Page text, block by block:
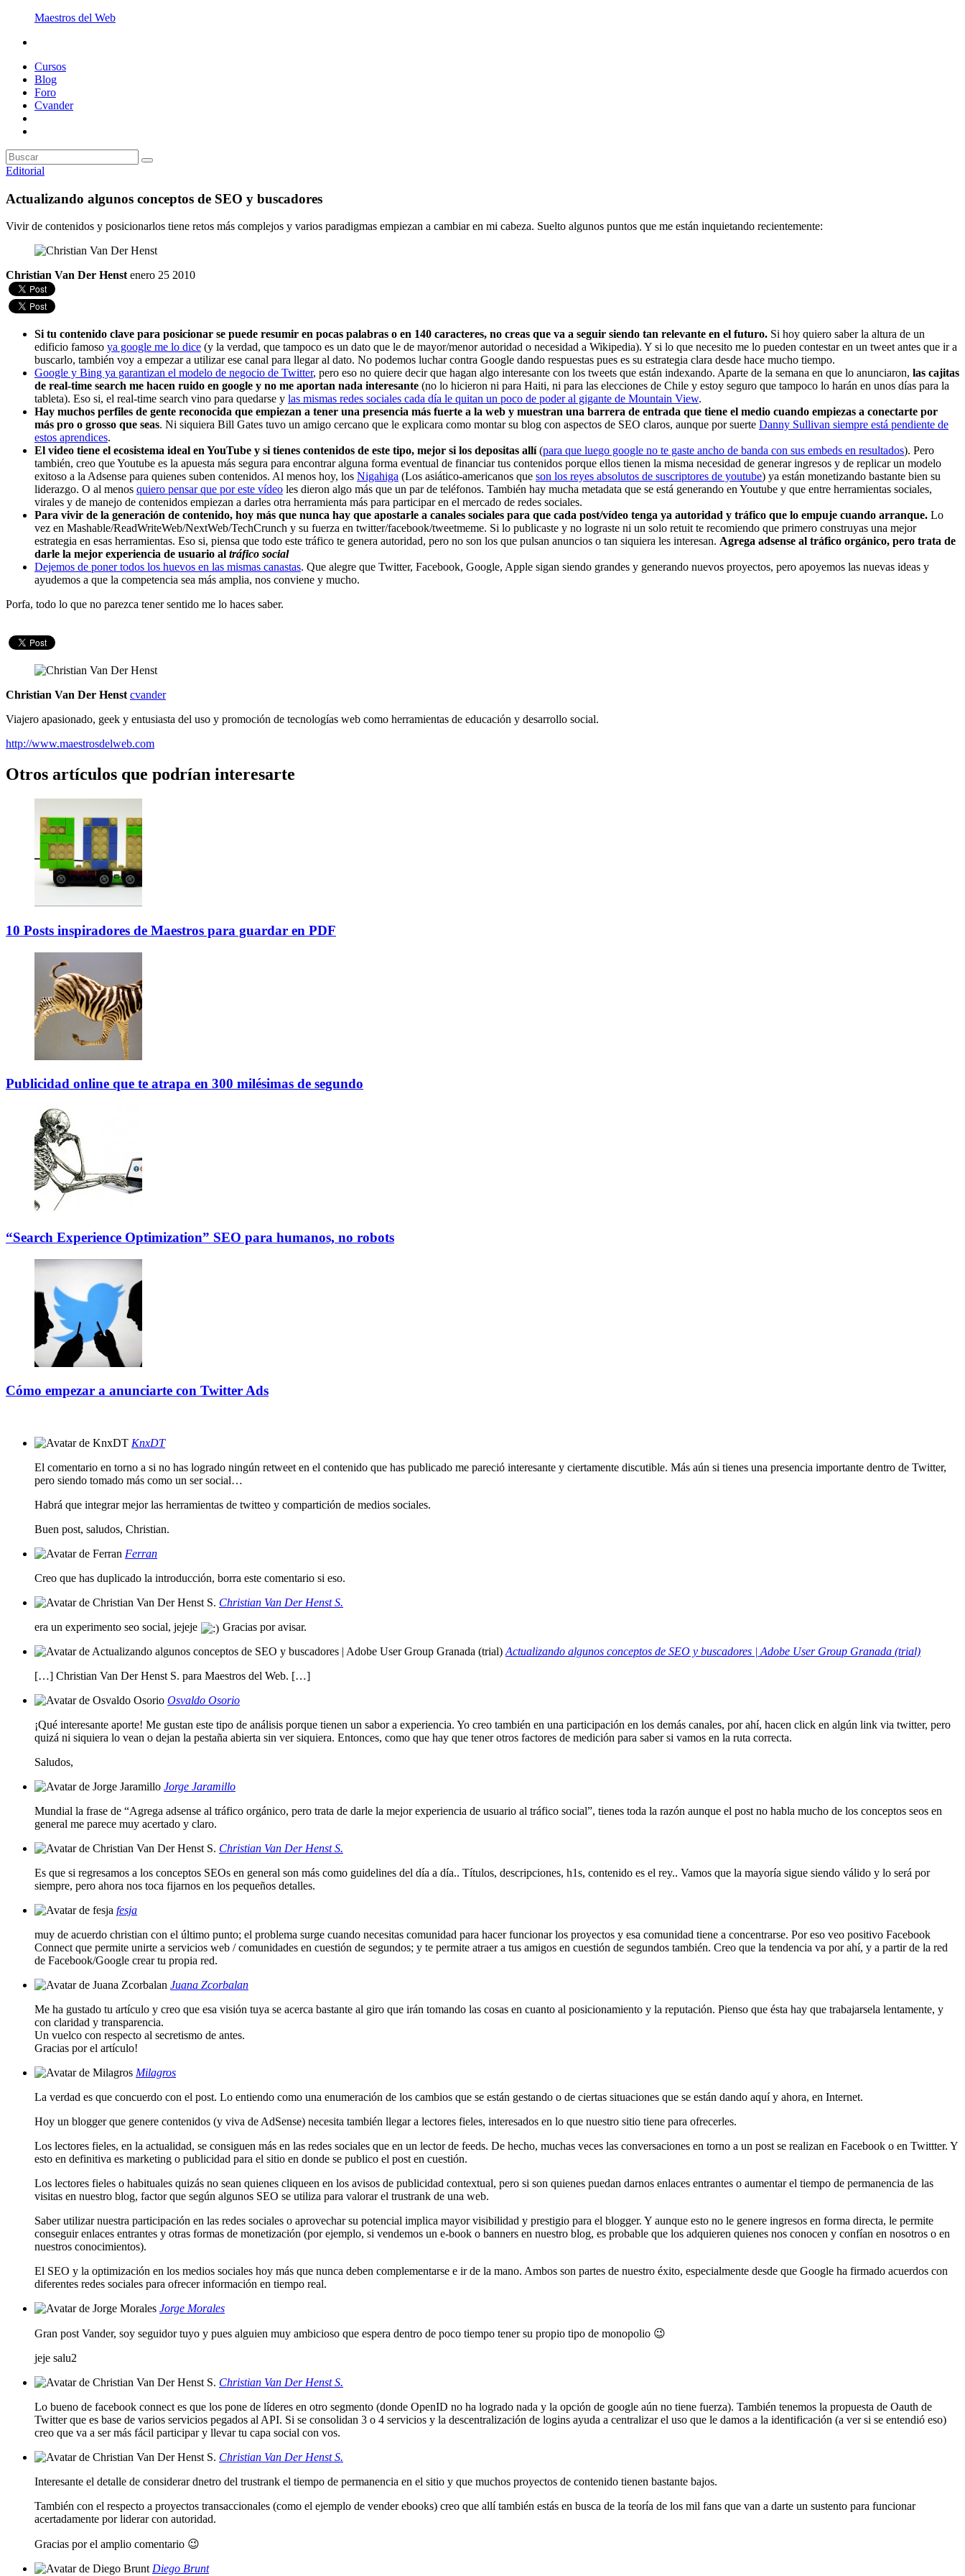
Maestros del Web
Cursos
Blog
Foro
Cvander
Editorial
Actualizando algunos conceptos de SEO y buscadores
Vivir de contenidos y posicionarlos tiene retos más complejos y varios paradigmas empiezan a cambiar en mi cabeza. Suelto algunos puntos que me están inquietando recientemente:
Christian Van Der Henst enero 25 2010
Si tu contenido clave para posicionar se puede resumir en pocas palabras o en 140 caracteres, no creas que va a seguir siendo tan relevante en el futuro. Si hoy quiero saber la altura de un
edificio famoso ya google me lo dice (y la verdad, que tampoco es un dato que le de mayor/menor autoridad o necesidad a Wikipedia). Y si lo que necesito me lo pueden contestar en un tweet antes que ir a
buscarlo, también voy a empezar a utilizar ese canal para llegar al dato. No podemos luchar contra Google dando respuestas pues es su estrategia clara desde hace mucho tiempo.
Google y Bing ya garantizan el modelo de negocio de Twitter, pero eso no quiere decir que hagan algo interesante con los tweets que están indexando. Aparte de la semana en que lo anunciaron, las cajitas
de real-time search me hacen ruido en google y no me aportan nada interesante (no lo hicieron ni para Haiti, ni para las elecciones de Chile y estoy seguro que tampoco lo harán en unos días para la
tableta). Eso si, el real-time search vino para quedarse y las mismas redes sociales cada día le quitan un poco de poder al gigante de Mountain View.
Hay muchos perfiles de gente reconocida que empiezan a tener una presencia más fuerte a la web y muestran una barrera de entrada que tiene el medio cuando empiezas a conectarte por
más pro o grosso que seas. Ni siquiera Bill Gates tuvo un amigo cercano que le explicara como montar su blog con aspectos de SEO claros, aunque por suerte Danny Sullivan siempre está pendiente de
estos aprendices.
El video tiene el ecosistema ideal en YouTube y si tienes contenidos de este tipo, mejor si los depositas allí(para que luego google no te gaste ancho de banda con sus embeds en resultados). Pero
también, creo que Youtube es la apuesta más segura para encontrar alguna forma eventual de financiar tus contenidos porque ellos tienen la misma necesidad de generar ingresos y de replicar un modelo
exitoso a la Adsense para quienes suben contenidos. Al menos hoy, los Nigahiga (Los asiático-americanos que son los reyes absolutos de suscriptores de youtube) ya están monetizando bastante bien su
liderazgo. O al menos quiero pensar que por este vídeo les dieron algo más que un par de teléfonos. También hay mucha metadata que se está generando en Youtube y que entre herramientas sociales,
virales y de manejo de contenidos empiezan a darles otra herramienta más para participar en el mercado de redes sociales.
Para vivir de la generación de contenido, hoy más que nunca hay que apostarle a canales sociales para que cada post/vídeo tenga ya autoridad y tráfico que lo empuje cuando arranque. Lo
vez en Mashable/ReadWriteWeb/NextWeb/TechCrunch y su fuerza en twitter/facebook/tweetmeme. Si lo publicaste y no lograste ni un solo retuit te recomiendo que primero construyas una mejor
estrategia en esas herramientas. Eso si, piensa que todo este tráfico te genera autoridad, pero no son los que pulsan anuncios o tan siquiera les interesan. Agrega adsense al tráfico orgánico, pero trata de
darle la mejor experiencia de usuario al tráfico social
Dejemos de poner todos los huevos en las mismas canastas. Que alegre que Twitter, Facebook, Google, Apple sigan siendo grandes y generando nuevos proyectos, pero apoyemos las nuevas ideas y
ayudemos a que la competencia sea más amplia, nos conviene y mucho.
Porfa, todo lo que no parezca tener sentido me lo haces saber.
Christian Van Der Henst cvander
Viajero apasionado, geek y entusiasta del uso y promoción de tecnologías web como herramientas de educación y desarrollo social.
http://www.maestrosdelweb.com
Otros artículos que podrían interesarte
10 Posts inspiradores de Maestros para guardar en PDF
Publicidad online que te atrapa en 300 milésimas de segundo
“Search Experience Optimization” SEO para humanos, no robots
Cómo empezar a anunciarte con Twitter Ads
KnxDT
El comentario en torno a si no has logrado ningún retweet en el contenido que has publicado me pareció interesante y ciertamente discutible. Más aún si tienes una presencia importante dentro de Twitter,
pero siendo tomado más como un ser social…
Habrá que integrar mejor las herramientas de twitteo y compartición de medios sociales.
Buen post, saludos, Christian.
Ferran
Creo que has duplicado la introducción, borra este comentario si eso.
Christian Van Der Henst S.
era un experimento seo social, jejeje
Gracias por avisar.
Actualizando algunos conceptos de SEO y buscadores | Adobe User Group Granada (trial)
[…] Christian Van Der Henst S. para Maestros del Web. […]
Osvaldo Osorio
¡Qué interesante aporte! Me gustan este tipo de análisis porque tienen un sabor a experiencia. Yo creo también en una participación en los demás canales, por ahí, hacen click en algún link via twitter, pero
quizá ni siquiera lo vean o dejan la pestaña abierta sin ver siquiera. Entonces, como que hay que tener otros factores de medición para saber si vamos en la ruta correcta.
Saludos,
Jorge Jaramillo
Mundial la frase de “Agrega adsense al tráfico orgánico, pero trata de darle la mejor experiencia de usuario al tráfico social”, tienes toda la razón aunque el post no habla mucho de los conceptos seos en
general me parece muy acertado y claro.
Christian Van Der Henst S.
Es que si regresamos a los conceptos SEOs en general son más como guidelines del día a día.. Títulos, descripciones, h1s, contenido es el rey.. Vamos que la mayoría sigue siendo válido y lo será por
siempre, pero ahora nos toca fijarnos en los pequeños detalles.
fesja
muy de acuerdo christian con el último punto; el problema surge cuando necesitas comunidad para hacer funcionar los proyectos y esa comunidad tiene a concentrarse. Por eso veo positivo Facebook
Connect que permite unirte a servicios web / comunidades en cuestión de segundos; y te permite atraer a tus amigos en cuestión de segundos también. Creo que la tendencia va por ahí, y a partir de la red
de Facebook/Google crear tu propia red.
Juana Zcorbalan
Me ha gustado tu artículo y creo que esa visión tuya se acerca bastante al giro que irán tomando las cosas en cuanto al posicionamiento y la reputación. Pienso que ésta hay que trabajarsela lentamente, y
con claridad y transparencia.
Un vuelco con respecto al secretismo de antes.
Gracias por el artículo!
Milagros
La verdad es que concuerdo con el post. Lo entiendo como una enumeración de los cambios que se están gestando o de ciertas situaciones que se están dando aquí y ahora, en Internet.
Hoy un blogger que genere contenidos (y viva de AdSense) necesita también llegar a lectores fieles, interesados en lo que nuestro sitio tiene para ofrecerles.
Los lectores fieles, en la actualidad, se consiguen más en las redes sociales que en un lector de feeds. De hecho, muchas veces las conversaciones en torno a un post se realizan en Facebook o en Twittter. Y
esto en definitiva es marketing o publicidad para el sitio en donde se publico el post en cuestión.
Los lectores fieles o habituales quizás no sean quienes cliqueen en los avisos de publicidad contextual, pero si son quienes puedan darnos enlaces entrantes o aumentar el tiempo de permanencia de las
visitas en nuestro blog, factor que según algunos SEO se utiliza para valorar el trustrank de una web.
Saber utilizar nuestra participación en las redes sociales o aprovechar su potencial implica mayor visibilidad y prestigio para el blogger. Y aunque esto no le genere ingresos en forma directa, le permite
conseguir enlaces entrantes y otras formas de monetización (por ejemplo, si vendemos un e-book o banners en nuestro blog, es probable que los adquieren quienes nos conocen y confían en nosotros o en
nuestros conocimientos).
El SEO y la optimización en los medios sociales hoy más que nunca deben complementarse e ir de la mano. Ambos son partes de nuestro éxito, especialmente desde que Google ha firmado acuerdos con
diferentes redes sociales para ofrecer información en tiempo real.
Jorge Morales
Gran post Vander, soy seguidor tuyo y pues alguien muy ambicioso que espera dentro de poco tiempo tener su propio tipo de monopolio 😉
jeje salu2
Christian Van Der Henst S.
Lo bueno de facebook connect es que los pone de líderes en otro segmento (donde OpenID no ha logrado nada y la opción de google aún no tiene fuerza). También tenemos la propuesta de Oauth de
Twitter que es base de varios servicios pegados al API. Si se consolidan 3 o 4 servicios y la descentralización de logins ayuda a centralizar el uso que le damos a la identificación (a ver si se entendió eso)
creo que va a ser más fácil participar y llevar tu capa social con vos.
Christian Van Der Henst S.
Interesante el detalle de considerar dnetro del trustrank el tiempo de permanencia en el sitio y que muchos proyectos de contenido tienen bastante bajos.
También con el respecto a proyectos transaccionales (como el ejemplo de vender ebooks) creo que allí también estás en busca de la teoría de los mil fans que van a darte un sustento para funcionar
acertadamente por liderar con autoridad.
Gracias por el amplio comentario 😉
Diego Brunt